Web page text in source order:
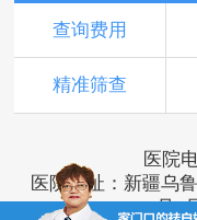
查询费用
精准筛查
医院
医院地址：新疆乌
号1